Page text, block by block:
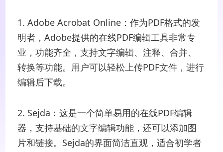
1. Adobe Acrobat Online：作为PDF格式的发
明者，Adobe提供的在线PDF编辑工具非常专
业，功能齐全，支持文字编辑、注释、合并、
转换等功能。用户可以轻松上传PDF文件，进行
编辑后下载。
2. Sejda：这是一个简单易用的在线PDF编辑
器，支持基础的文字编辑功能，还可以添加图
片和链接。Sejda的界面简洁直观，适合初学者